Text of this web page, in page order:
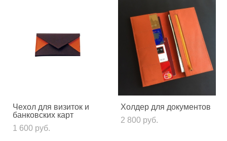
Чехол для визиток и
банковских карт
1 600 pуб.
Холдер для документов
2 800 pуб.